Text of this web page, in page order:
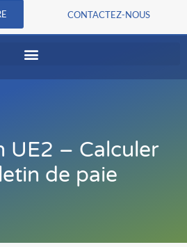
CONTACTEZ-NOUS
UE2 – Calculer
de paie